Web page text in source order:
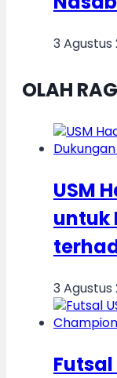
3 Agustus
OLAH
USM
untuk
3 Agustus
Futsal